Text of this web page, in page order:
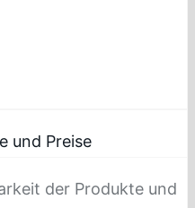
und Preise
der Produkte und